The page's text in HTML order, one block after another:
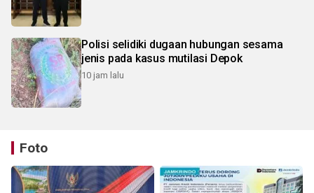
Polisi selidiki dugaan hubungan sesama
jenis pada kasus mutilasi Depok
10 jam lalu
Foto